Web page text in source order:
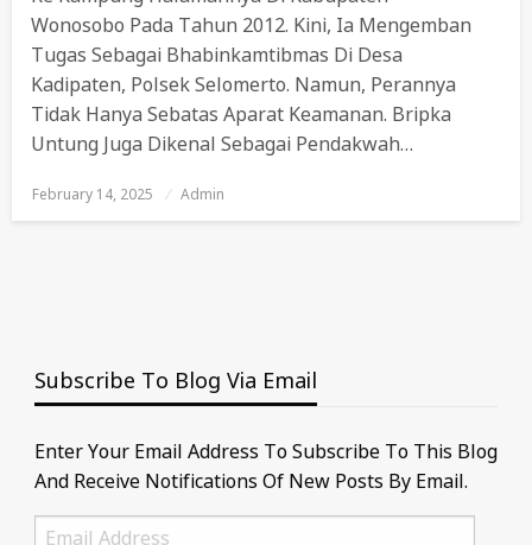
Wonosobo Pada Tahun 2012. Kini, Ia Mengemban
Tugas Sebagai Bhabinkamtibmas Di Desa
Kadipaten, Polsek Selomerto. Namun, Perannya
Tidak Hanya Sebatas Aparat Keamanan. Bripka
Untung Juga Dikenal Sebagai Pendakwah…
Posted
February 14, 2025 Admin
Subscribe To Blog Via Email
Enter Your Email Address To Subscribe To This Blog
And Receive Notifications Of New Posts By Email.
Email